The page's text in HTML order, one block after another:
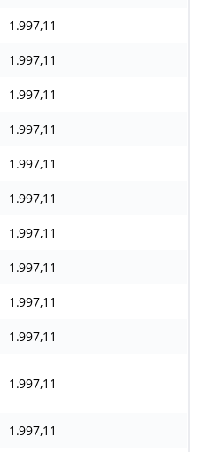
1.997,11
1.997,11
1.997,11
1.997,11
1.997,11
1.997,11
1.997,11
1.997,11
1.997,11
1.997,11
1.997,11
1.997,11